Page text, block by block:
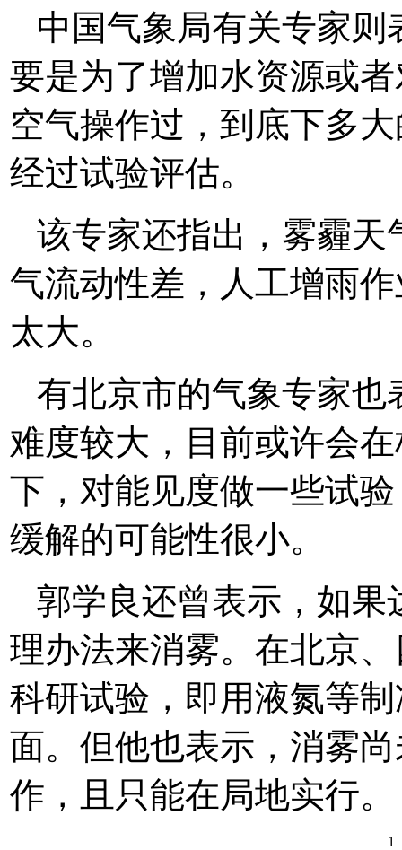
中国气象局有关专家
要是为了增加水资源或
空气操作过，到底下多
经过试验评估。
该专家还指出，雾霾
气流动性差，人工增雨
太大。
有北京市的气象专家
难度较大，目前或许会
下，对能见度做一些试
缓解的可能性很小。
郭学良还曾表示，如
理办法来消雾。在北京
科研试验，即用液氮等
面。但他也表示，消雾
作，且只能在局地实行。
1